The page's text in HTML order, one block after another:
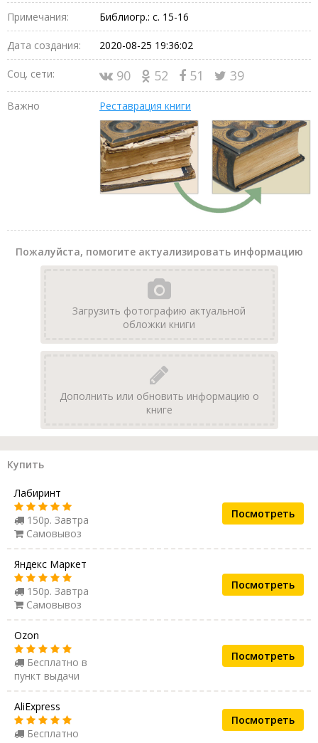
Примечания: Библиогр.: с. 15-16
Дата создания: 2020-08-25 19:36:02
Соц. сети: 90 52 51 39
Важно Реставрация книги
Пожалуйста, помогите актуализировать информацию
Загрузить фотографию актуальной
обложки книги
Дополнить или обновить информацию о
книге
Купить
Лабиринт
150р. Завтра
Самовывоз
Посмотреть
Яндекс Маркет
150р. Завтра
Самовывоз
Посмотреть
Ozon
Бесплатно в
пункт выдачи
Посмотреть
AliExpress
Бесплатно
Посмотреть